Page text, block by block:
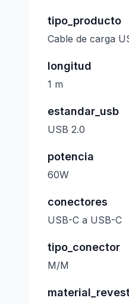
tipo_producto
Cable de carga
longitud
1 m
estandar_usb
USB 2.0
potencia
60W
conectores
USB-C a USB-C
tipo_conector
M/M